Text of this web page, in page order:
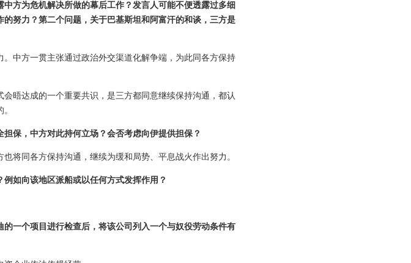
方为危机解决所做的幕后工作？发言人可能不便透露过多细
努力？第二个问题，关于巴基斯坦和阿富汗的和谈，三方是
中方一贯主张通过政治外交渠道化解争端，为此同各方保持
晤达成的一个重要共识，是三方都同意继续保持沟通，都认
保，中方对此持何立场？会否考虑向伊提供担保？
将同各方保持沟通，继续为缓和局势、平息战火作出努力。
例如向该地区派船或以任何方式发挥作用？
一个项目进行检查后，将该公司列入一个与奴役劳动条件有